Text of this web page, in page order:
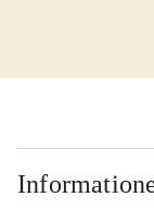
brandbilen
derefter
udstyr.